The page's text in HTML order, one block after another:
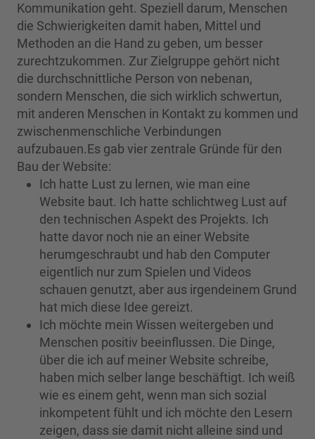
Kommunikation geht. Speziell darum, Menschen
die Schwierigkeiten damit haben, Mittel und
Methoden an die Hand zu geben, um besser
zurechtzukommen. Zur Zielgruppe gehört nicht
die durchschnittliche Person von nebenan,
sondern Menschen, die sich wirklich schwertun,
mit anderen Menschen in Kontakt zu kommen und
zwischenmenschliche Verbindungen
aufzubauen.Es gab vier zentrale Gründe für den
Bau der Website:
Ich hatte Lust zu lernen, wie man eine
Website baut. Ich hatte schlichtweg Lust auf
den technischen Aspekt des Projekts. Ich
hatte davor noch nie an einer Website
herumgeschraubt und hab den Computer
eigentlich nur zum Spielen und Videos
schauen genutzt, aber aus irgendeinem Grund
hat mich diese Idee gereizt.
Ich möchte mein Wissen weitergeben und
Menschen positiv beeinflussen. Die Dinge,
über die ich auf meiner Website schreibe,
haben mich selber lange beschäftigt. Ich weiß
wie es einem geht, wenn man sich sozial
inkompetent fühlt und ich möchte den Lesern
zeigen, dass sie damit nicht alleine sind und